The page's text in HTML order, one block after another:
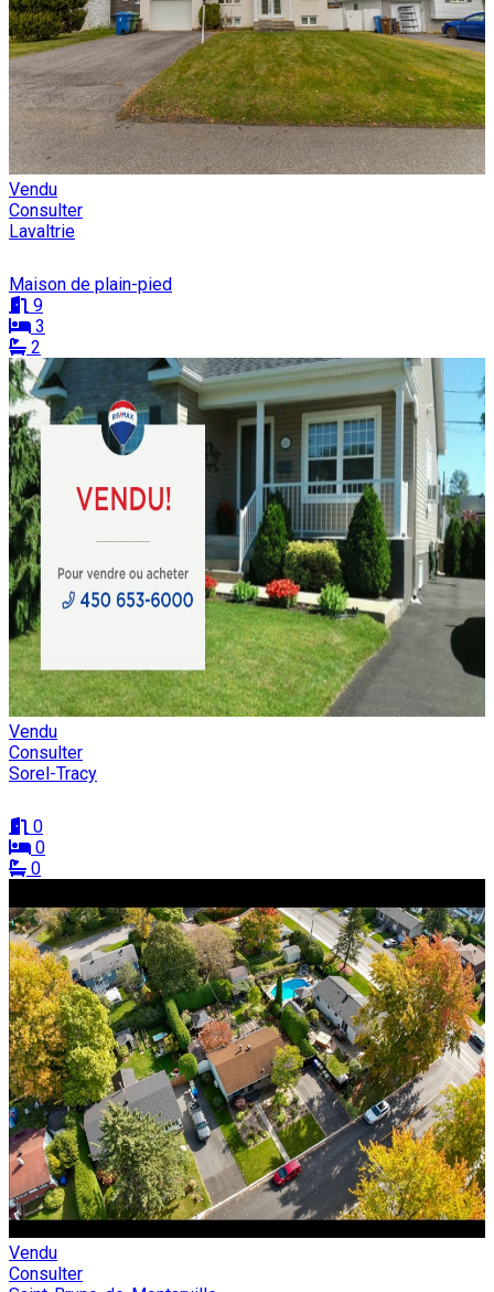
Vendu
Consulter
Lavaltrie
Maison de plain-pied
9
3
2
Vendu
Consulter
Sorel-Tracy
0
0
0
Vendu
Consulter